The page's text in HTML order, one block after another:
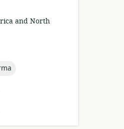
and North